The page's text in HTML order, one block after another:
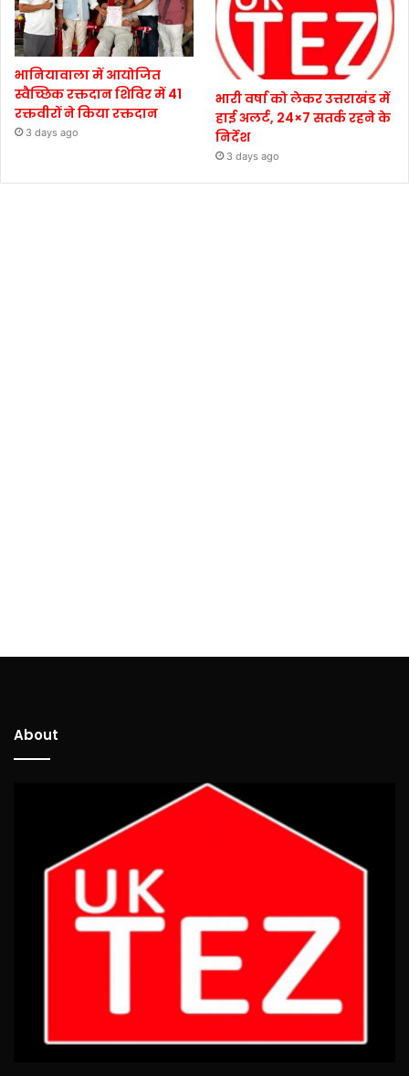
भानियावाला में आयोजित
स्वैच्छिक रक्तदान शिविर में 41
रक्तवीरों ने किया रक्तदान
3 days ago
भारी वर्षा को लेकर उत्तराखंड में
हाई अलर्ट, 24×7 सतर्क रहने के
निर्देश
3 days ago
About